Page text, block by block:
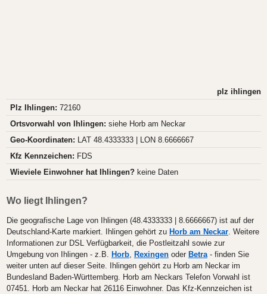
plz ihlingen
Plz Ihlingen: 72160
Ortsvorwahl von Ihlingen: siehe Horb am Neckar
Geo-Koordinaten: LAT 48.4333333 | LON 8.6666667
Kfz Kennzeichen: FDS
Wieviele Einwohner hat Ihlingen? keine Daten
Wo liegt Ihlingen?
Die geografische Lage von Ihlingen (48.4333333 | 8.6666667) ist auf der
Deutschland-Karte markiert. Ihlingen gehört zu Horb am Neckar. Weitere
Informationen zur DSL Verfügbarkeit, die Postleitzahl sowie zur
Umgebung von Ihlingen - z.B. Horb, Rexingen oder Betra- finden Sie
weiter unten auf dieser Seite. Ihlingen gehört zu Horb am Neckar im
Bundesland Baden-Württemberg. Horb am Neckars Telefon Vorwahl ist
07451. Horb am Neckar hat 26116 Einwohner. Das Kfz-Kennzeichen ist